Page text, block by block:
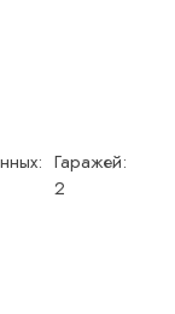
Гаражей:
2